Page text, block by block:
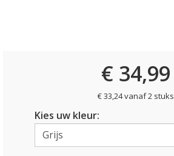
€ 34,99
€ 33,24 vanaf 2 stuks
Kies uw kleur: